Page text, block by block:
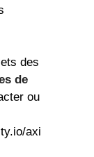
des
de
ou
axi